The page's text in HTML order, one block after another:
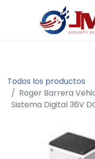
Todos los productos
Roger Barrera
Sistema Digital 36V